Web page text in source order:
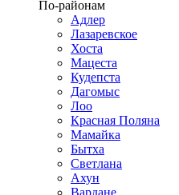
По-районам
Адлер
Лазаревское
Хоста
Мацеста
Кудепста
Дагомыс
Лоо
Красная Поляна
Мамайка
Бытха
Светлана
Ахун
Вардане